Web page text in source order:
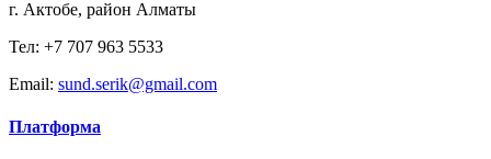
г. Актобе, район Алматы
Тел: +7 707 963 5533
Email: sund.serik@gmail.com
Платформа